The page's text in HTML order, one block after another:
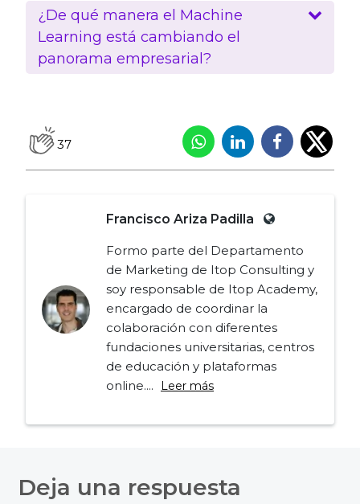
¿De qué manera el Machine
Learning está cambiando el
panorama empresarial?
37
Francisco Ariza Padilla
Formo parte del Departamento
de Marketing de Itop Consulting y
soy responsable de Itop Academy,
encargado de coordinar la
colaboración con diferentes
fundaciones universitarias, centros
de educación y plataformas
online....
Leer más
de
Deja una respuesta